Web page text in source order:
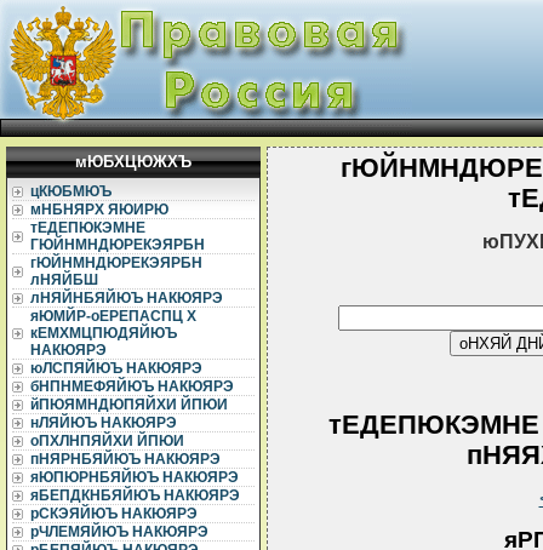
мЮБХЦЮЖХЪ
цКЮБМЮЪ
мНБНЯРХ ЯЮИРЮ
тЕДЕПЮКЭМНЕ
ГЮЙНМНДЮРЕКЭЯРБН
гЮЙНМНДЮРЕКЭЯРБН
лНЯЙБШ
лНЯЙНБЯЙЮЪ НАКЮЯРЭ
яЮМЙР-оЕРЕПАСПЦ Х
кЕМХМЦПЮДЯЙЮЪ
НАКЮЯРЭ
юЛСПЯЙЮЪ НАКЮЯРЭ
бНПНМЕФЯЙЮЪ НАКЮЯРЭ
йПЮЯМНДЮПЯЙХИ ЙПЮИ
нЛЯЙЮЪ НАКЮЯРЭ
оПХЛНПЯЙХИ ЙПЮИ
пНЯРНБЯЙЮЪ НАКЮЯРЭ
яЮПЮРНБЯЙЮЪ НАКЮЯРЭ
яБЕПДКНБЯЙЮЪ НАКЮЯРЭ
рСКЭЯЙЮЪ НАКЮЯРЭ
рЧЛЕМЯЙЮЪ НАКЮЯРЭ